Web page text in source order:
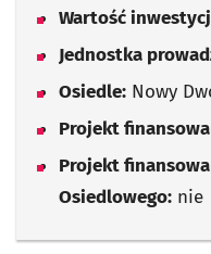
Wartość
Jednostka
Osiedle: Nowy
Projekt
Projekt
Osiedlowego: nie